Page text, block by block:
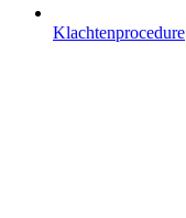
Klachtenprocedure